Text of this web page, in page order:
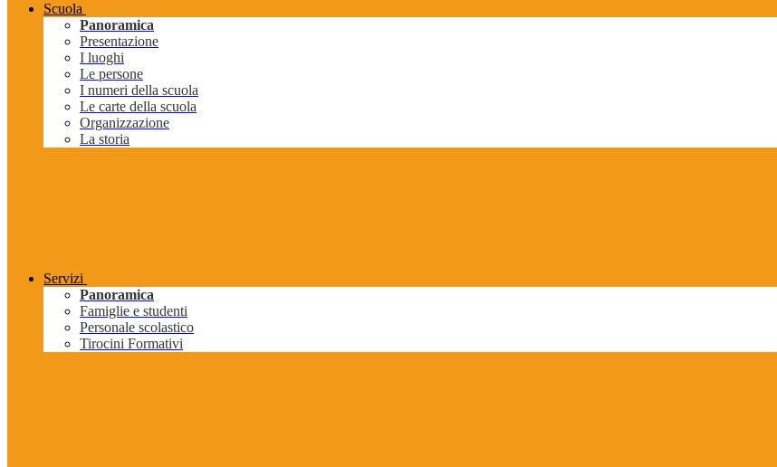
Scuola
Panoramica
Presentazione
I luoghi
Le persone
I numeri della scuola
Le carte della scuola
Organizzazione
La storia
Servizi
Panoramica
Famiglie e studenti
Personale scolastico
Tirocini Formativi